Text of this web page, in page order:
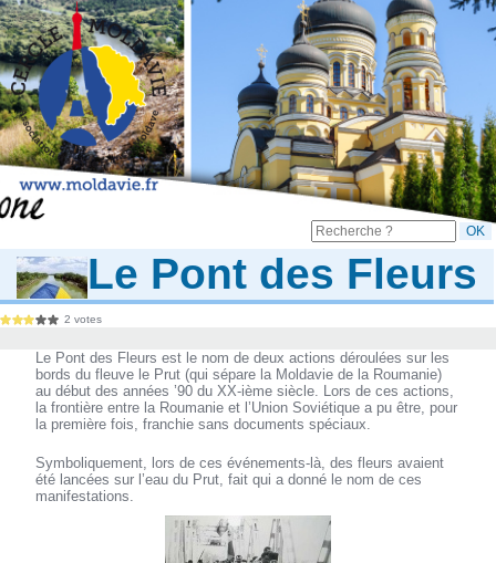
Le Pont des Fleurs
2 votes
Le Pont des Fleurs est le nom de deux actions déroulées sur les
bords du fleuve le Prut (qui sépare la Moldavie de la Roumanie)
au début des années ’90 du XX-ième siècle. Lors de ces actions,
la frontière entre la Roumanie et l’Union Soviétique a pu être, pour
la première fois, franchie sans documents spéciaux.
Symboliquement, lors de ces événements-là, des fleurs avaient
été lancées sur l’eau du Prut, fait qui a donné le nom de ces
manifestations.